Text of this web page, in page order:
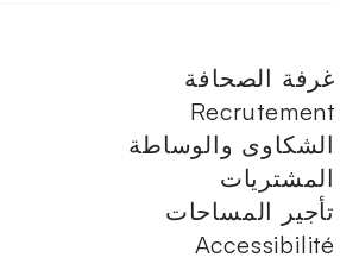
غرفة الصحافة
Recrutement
الشكاوى والوساطة
المشتريات
تأجير المساحات
Accessibilité